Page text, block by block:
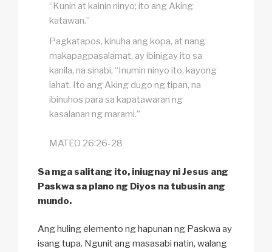
“Kunin at kainin ninyo; ito ang Aking
katawan.”
Pagkatapos, kinuha ang kopa, at nang
makapagpasalamat, ay ibinigay ito sa
kanila, na sinabi, “Inumin ninyo ito, kayong
lahat. Ito ang Aking dugo ng tipan, na
ibinuhos para sa kapatawaran ng
kasalanan ng marami.”
MATEO 26:26-28
Sa mga salitang ito, iniugnay ni Jesus ang
Paskwa sa plano ng Diyos na tubusin ang
mundo.
Ang huling elemento ng hapunan ng Paskwa ay
isang tupa. Ngunit ang masasabi natin, walang